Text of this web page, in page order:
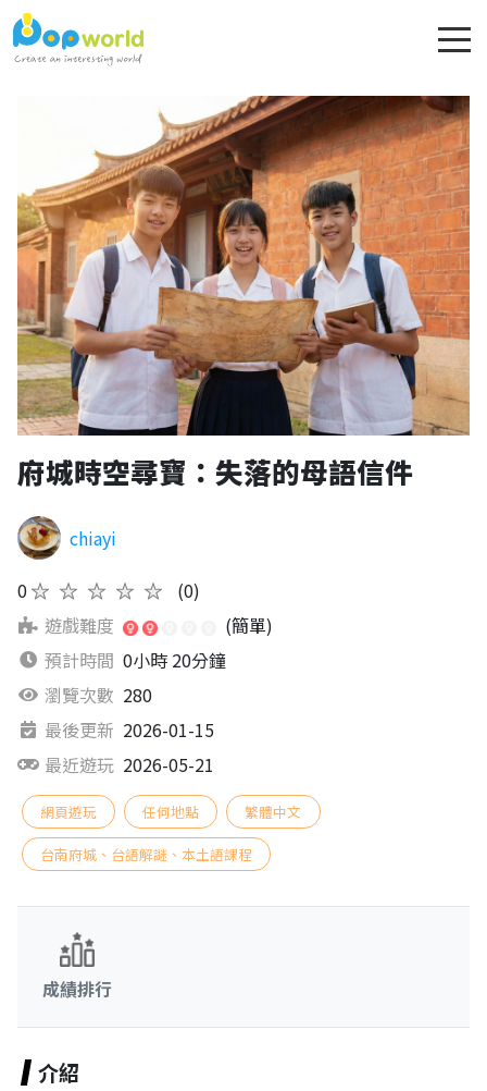
府城時空尋寶：失落的母語信件
chiayi
0★★★★★
(0)
遊戲難度
(簡單)
預計時間 0小時 20分鐘
瀏覽次數 280
最後更新 2026-01-15
最近遊玩 2026-05-21
網頁遊玩 任何地點 繁體中文
台南府城、台語解謎、本土語課程
成績排行
介紹